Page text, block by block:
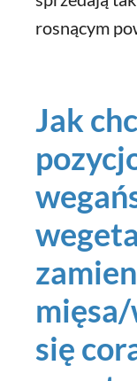
rosnącym
Jak
się